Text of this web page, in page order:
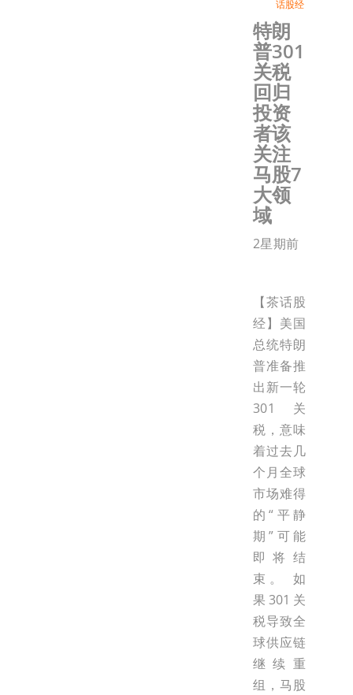
话股经
特朗
普301
关税
回归
投资
者该
关注
马股7
大领
域
2星期前
【茶话股
经】美国
总统特朗
普准备推
出新一轮
301关
税，意味
着过去几
个月全球
市场难得
的“平静
期”可能
即将结
束。 如
果301关
税导致全
球供应链
继续重
组，马股